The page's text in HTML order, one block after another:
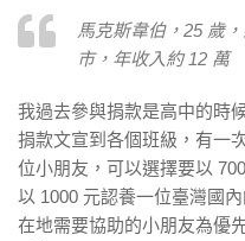
馬克斯韋伯，25 歲
市，年收入約 12 萬
我過去參與捐款是高中的時
捐款文宣到各個班級，有一
位小朋友，可以選擇要以
以 1000 元認養一位臺灣國
在地需要協助的小朋友為優